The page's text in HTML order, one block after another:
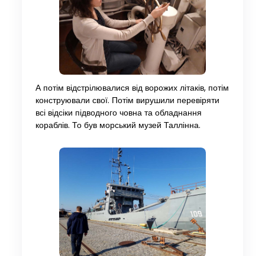
А потім відстрілювалися від ворожих літаків, потім
конструювали свої. Потім вирушили перевіряти
всі відсіки підводного човна та обладнання
кораблів. То був морський музей Таллінна.